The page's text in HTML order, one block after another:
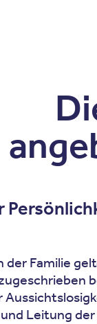
Familie
Leitung